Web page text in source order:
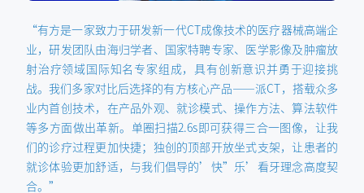
“有方是一家致力于研发新一代CT成像技术的医疗器械高端企
业，研发团队由海归学者、国家特聘专家、医学影像及肿瘤放
射治疗领域国际知名专家组成，具有创新意识并勇于迎接挑
战。我们多家对比后选择的有方核心产品——派CT，搭载众多
业内首创技术，在产品外观、就诊模式、操作方法、算法软件
等多方面做出革新。单圈扫描2.6s即可获得三合一图像，让我
们的诊疗过程更加快捷；独创的顶部开放坐式支架，让患者的
就诊体验更加舒适，与我们倡导的’快”乐’看牙理念高度契
合。”